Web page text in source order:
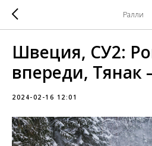
Ралли
Швеция, СУ2:
впереди, Тянак
2024-02-16 12:01